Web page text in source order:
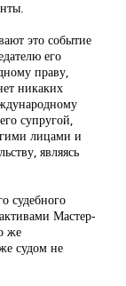
это событие
его
праву,
никаких
супругой,
лицами и
являясь
судебного
Мастер-
же
судом не